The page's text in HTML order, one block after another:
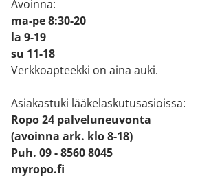
Avoinna:
ma-pe 8:30-20
la 9-19
su 11-18
Verkkoapteekki on aina auki.
Asiakastuki lääkelaskutusasioissa:
Ropo 24 palveluneuvonta
(avoinna ark. klo 8-18)
Puh. 09 - 8560 8045
myropo.fi